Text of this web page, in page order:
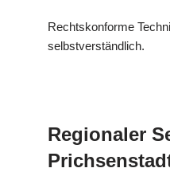
Rechtskonforme
selbstverständlich.
Regionaler